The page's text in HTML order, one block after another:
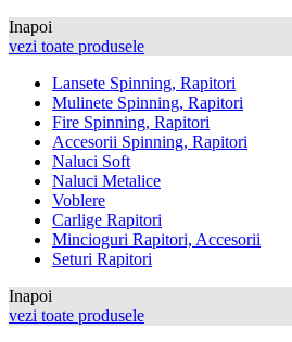
Inapoi
vezi toate produsele
Lansete Spinning, Rapitori
Mulinete Spinning, Rapitori
Fire Spinning, Rapitori
Accesorii Spinning, Rapitori
Naluci Soft
Naluci Metalice
Voblere
Carlige Rapitori
Mincioguri Rapitori, Accesorii
Seturi Rapitori
Inapoi
vezi toate produsele